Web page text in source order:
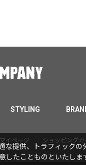
STYLING
マイページ ショッピングガ
提供、トラフィックの
たことものといたしま